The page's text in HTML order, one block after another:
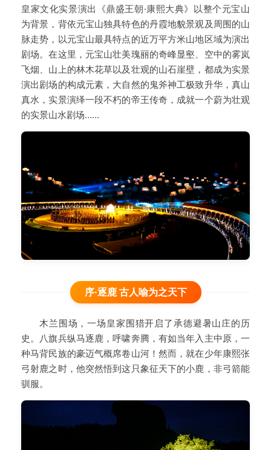
皇家文化实景演出《鼎盛王朝·康熙大典》以整个元宝山
为背景，背依元宝山独具特色的丹霞地貌景观及周围的山
脉走势，以元宝山最具特点的近万平方米山地区域为演出
剧场。在这里，元宝山壮美瑰丽的奇峰显壑、空中的雾岚
飞烟、山上的林木花草以及壮观的山石崖壁，都成为实景
演出剧场的构成元素，大自然的鬼斧神工极致升华，真山
真水，实景演绎一段不朽的帝王传奇，成就一个蔚为壮观
的实景山水剧场……
序·逐鹿 古人喻为之天下
木兰围场，一场皇家围猎开启了承德避暑山庄的历
史。八旗兵纵马逐鹿，呼啸奔腾，有如当年入主中原，一
种马背民族的豪迈气概席卷山河！然而，就在少年康熙张
弓射鹿之时，他突然悟到这只象征天下的小鹿，非弓箭能
驯服。